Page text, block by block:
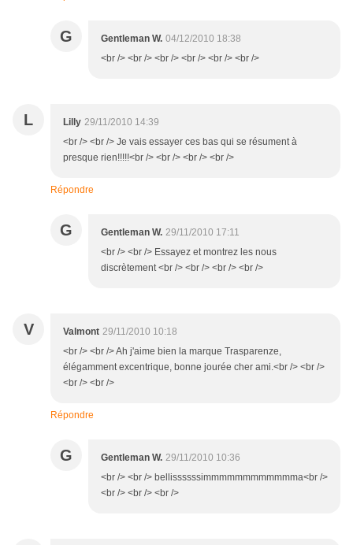
G Gentleman W. 04/12/2010 18:38
<br /> <br /> <br /> <br /> <br /> <br />
L Lilly 29/11/2010 14:39
<br /> <br /> Je vais essayer ces bas qui se résument à
presque rien!!!!!<br /> <br /> <br /> <br />
Répondre
G Gentleman W. 29/11/2010 17:11
<br /> <br /> Essayez et montrez les nous
discrètement <br /> <br /> <br /> <br />
V Valmont 29/11/2010 10:18
<br /> <br /> Ah j'aime bien la marque Trasparenze,
élégamment excentrique, bonne jourée cher ami.<br /> <br />
<br /> <br />
Répondre
G Gentleman W. 29/11/2010 10:36
<br /> <br /> bellissssssimmmmmmmmmmmma<br />
<br /> <br /> <br />